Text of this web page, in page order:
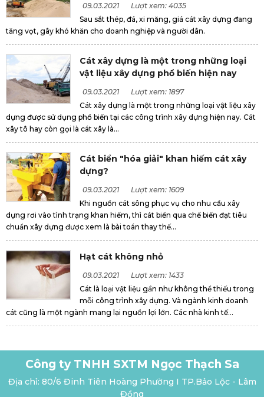
09.03.2021
Lượt xem: 4035
Sau sắt thép, đá, xi măng, giá cát xây dựng đang
tăng vọt, gây khó khăn cho doanh nghiệp và người dân.
Cát xây dựng là một trong những loại
vật liệu xây dựng phổ biến hiện nay
09.03.2021
Lượt xem: 1897
Cát xây dựng là một trong những loại vật liệu xây
dựng được sử dụng phổ biến tại các công trình xây dựng hiện nay. Cát
xây tô hay còn gọi là cát xây là...
Cát biển "hóa giải" khan hiếm cát xây
dựng?
09.03.2021
Lượt xem: 1609
Khi nguồn cát sông phục vụ cho nhu cầu xây
dựng rơi vào tình trạng khan hiếm, thì cát biển qua chế biến đạt tiêu
chuẩn xây dựng được xem là bài toán thay thế...
Hạt cát không nhỏ
09.03.2021
Lượt xem: 1433
Cát là loại vật liệu gần như không thể thiếu trong
mỗi công trình xây dựng. Và ngành kinh doanh
cát cũng là một ngành mang lại nguồn lợi lớn. Các nhà kinh tế...
Công ty TNHH SXTM Ngọc Thạch Sa
Địa chỉ: 80/6 Đinh Tiên Hoàng Phường I TP.Bảo Lộc - Lâm
Đồng